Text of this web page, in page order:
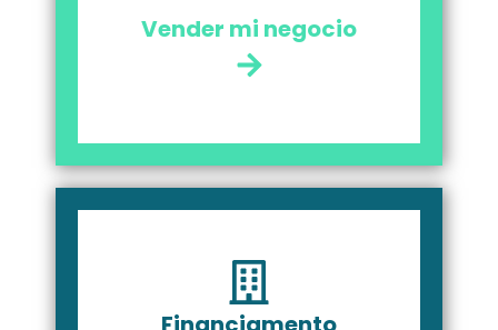
Vender mi negocio